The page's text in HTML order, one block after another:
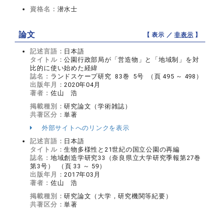
資格名： 潜水士
論文 【 表示 ／非表示 】
記述言語： 日本語
タイトル：公園行政部局が「営造物」と「地域制」を対
比的に使い始めた経緯
誌名： ランドスケープ研究 83巻 5号 （頁 495 ～ 498）
出版年月： 2020年04月
著者： 佐山 浩
掲載種別：研究論文（学術雑誌）
共著区分：単著
外部サイトへのリンクを表示
記述言語： 日本語
タイトル：生物多様性と21世紀の国立公園の再編
誌名： 地域創造学研究33（奈良県立大学研究季報第27巻
第3号） （頁 33 ～ 59）
出版年月： 2017年03月
著者： 佐山 浩
掲載種別：研究論文（大学，研究機関等紀要）
共著区分：単著